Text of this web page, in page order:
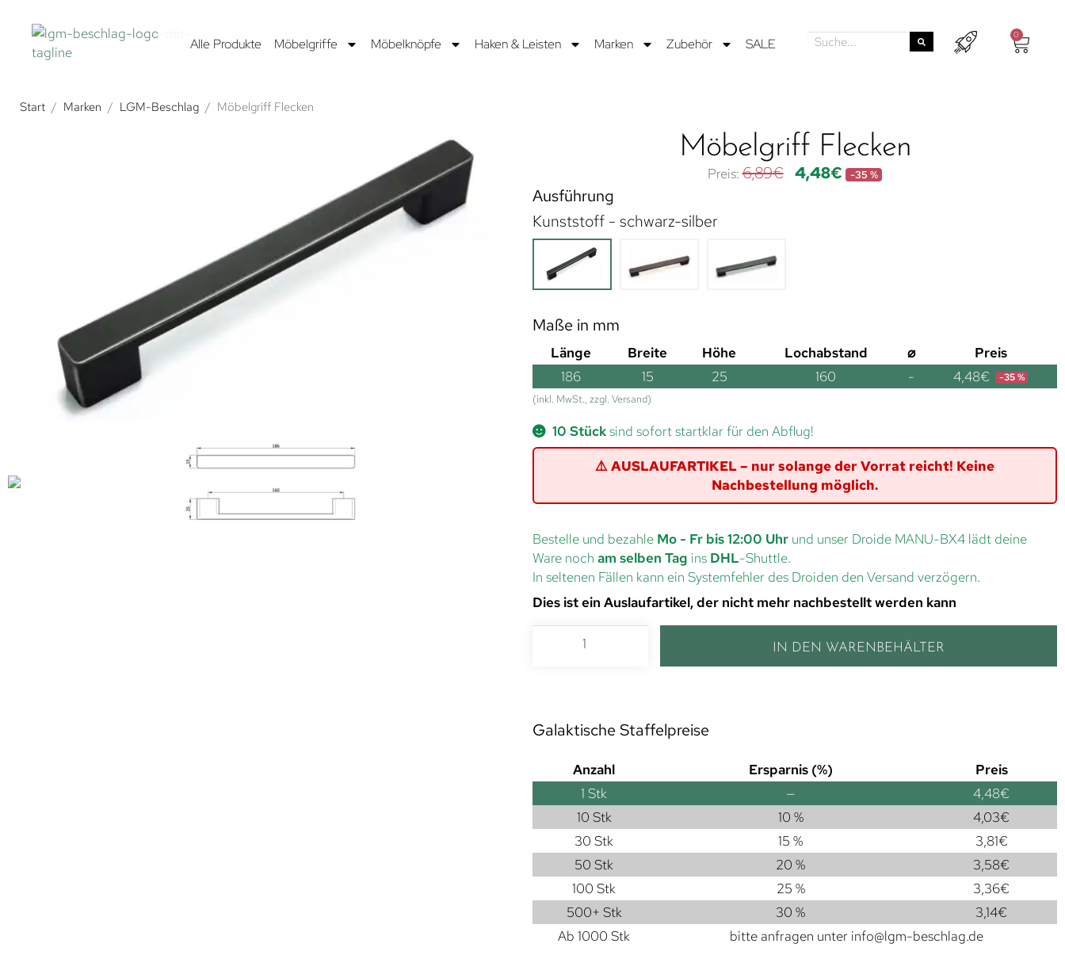
Alle Produkte Möbelgriffe Möbelknöpfe Haken & Leisten Marken Zubehör SALE
0
Start / Marken / LGM-Beschlag / Möbelgriff Flecken
Möbelgriff Flecken
6,89€ 4,48€ -35 %
Ausführung
Kunststoff - schwarz-silber
Maße in mm
Länge Breite Höhe Lochabstand ⌀
Preis
186
15 25 160 - 4,48€ -35 %
(inkl. MwSt., zzgl. Versand)
10 Stücksind sofort startklar für den Abflug!
⚠️ AUSLAUFARTIKEL – nur solange der Vorrat reicht! Keine
Nachbestellung möglich.
Bestelle und bezahle Mo - Fr bis 12:00 Uhr und unser Droide MANU-BX4 lädt deine
Ware noch am selben Tag ins DHL-Shuttle.
In seltenen Fällen kann ein Systemfehler des Droiden den Versand verzögern.
Dies ist ein Auslaufartikel, der nicht mehr nachbestellt werden kann
IN DEN WARENBEHÄLTER
Galaktische Staffelpreise
Anzahl Ersparnis (%)
Preis
1 Stk — 4,48€
10 Stk
10 % 4,03€
30 Stk
15 % 3,81€
50 Stk
20 % 3,58€
100 Stk
25 % 3,36€
500+ Stk
30 % 3,14€
Ab 1000 Stk
bitte anfragen unter info@lgm-beschlag.de